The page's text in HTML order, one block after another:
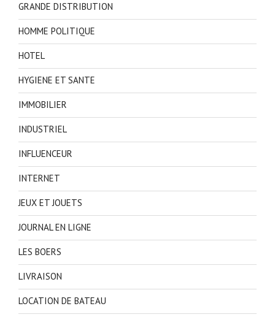
GRANDE DISTRIBUTION
HOMME POLITIQUE
HOTEL
HYGIENE ET SANTE
IMMOBILIER
INDUSTRIEL
INFLUENCEUR
INTERNET
JEUX ET JOUETS
JOURNAL EN LIGNE
LES BOERS
LIVRAISON
LOCATION DE BATEAU